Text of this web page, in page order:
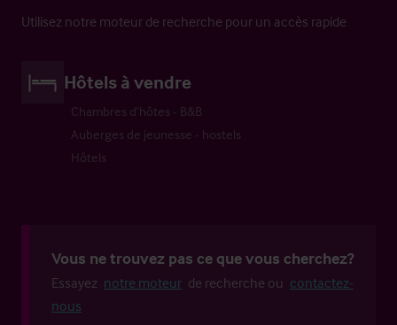
Utilisez notre moteur de recherche pour un accès rapide
Hôtels à vendre
Chambres d’hôtes - B&B
Auberges de jeunesse - hostels
Hôtels
Vous ne trouvez pas ce que vous cherchez?
Essayez notre moteur de recherche ou contactez-
nous